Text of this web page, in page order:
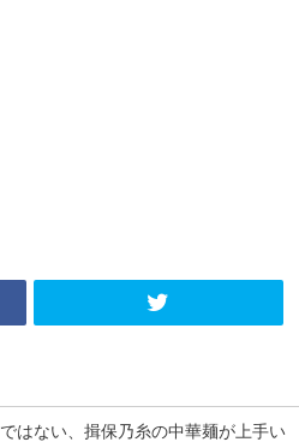
はない、揖保乃糸の中華麺が上手い